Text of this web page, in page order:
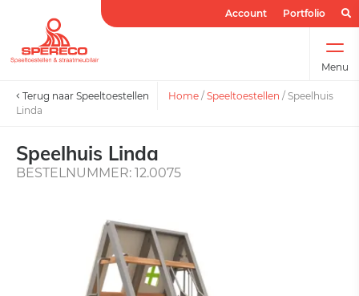
Account Portfolio
Menu
Terug naar Speeltoestellen Home / Speeltoestellen / Speelhuis
Linda
Speelhuis Linda
BESTELNUMMER: 12.0075